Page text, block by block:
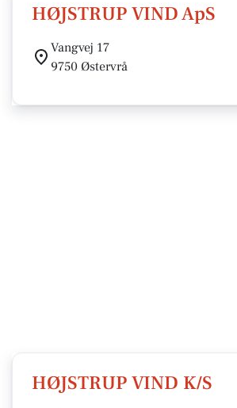
HØJSTRUP VIND ApS
Vangvej 17
9750 Østervrå
HØJSTRUP VIND K/S